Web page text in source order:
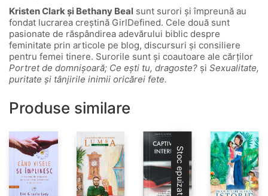
Kristen Clark și Bethany Beal sunt surori și împreună au
fondat lucrarea creștină GirlDefined. Cele două sunt
pasionate de răspândirea adevărului biblic despre
feminitate prin articole pe blog, discursuri și consiliere
pentru femei tinere. Surorile sunt și coautoare ale cărților
Portret de domnișoară; Ce ești tu, dragoste? și Sexualitate,
puritate și tânjirile inimii oricărei fete.
Produse similare
Stoc epuizat